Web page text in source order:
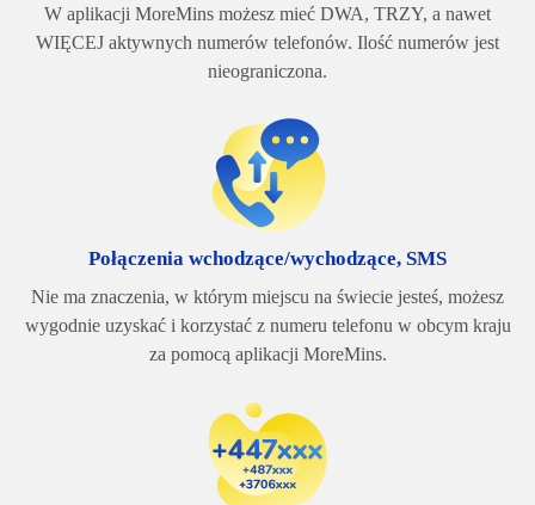
W aplikacji MoreMins możesz mieć DWA, TRZY, a nawet
WIĘCEJ aktywnych numerów telefonów. Ilość numerów jest
nieograniczona.
Połączenia wchodzące/wychodzące, SMS
Nie ma znaczenia, w którym miejscu na świecie jesteś, możesz
wygodnie uzyskać i korzystać z numeru telefonu w obcym kraju
za pomocą aplikacji MoreMins.